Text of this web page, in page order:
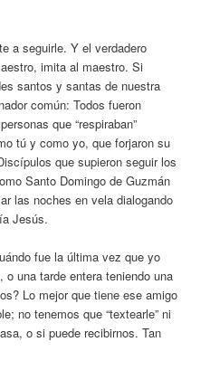
a seguirle. Y el verdadero
imita al maestro. Si
santos y santas de nuestra
común: Todos fueron
que “respiraban”
tú y como yo, que forjaron su
que supieron seguir los
Santo Domingo de Guzmán
las noches en vela dialogando
Jesús.
fue la última vez que yo
una tarde entera teniendo una
Lo mejor que tiene ese amigo
no tenemos que “textearle” ni
o si puede recibirnos. Tan